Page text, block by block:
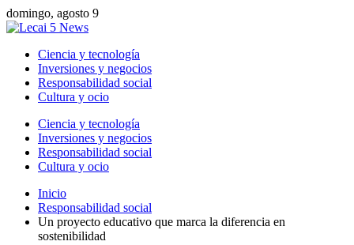
domingo, agosto 9
Ciencia y tecnología
Inversiones y negocios
Responsabilidad social
Cultura y ocio
Ciencia y tecnología
Inversiones y negocios
Responsabilidad social
Cultura y ocio
Inicio
Responsabilidad social
Un proyecto educativo que marca la diferencia en
sostenibilidad